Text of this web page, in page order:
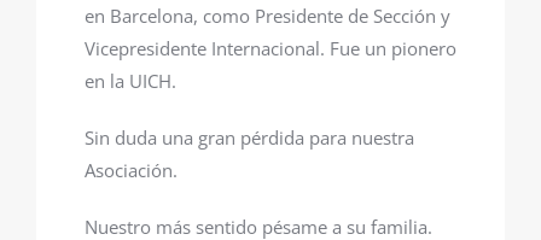
en Barcelona, como Presidente de Sección y
Vicepresidente Internacional. Fue un pionero
en la UICH.
Sin duda una gran pérdida para nuestra
Asociación.
Nuestro más sentido pésame a su familia.